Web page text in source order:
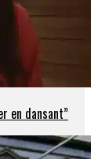
en dansant”